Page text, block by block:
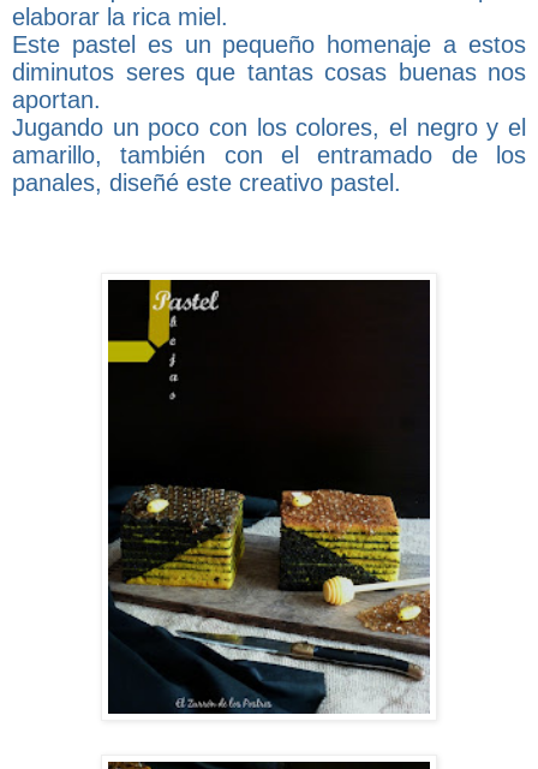
elaborar la rica miel.
Este pastel es un pequeño homenaje a estos
diminutos seres que tantas cosas buenas nos
aportan.
Jugando un poco con los colores, el negro y el
amarillo, también con el entramado de los
panales, diseñé este creativo pastel.